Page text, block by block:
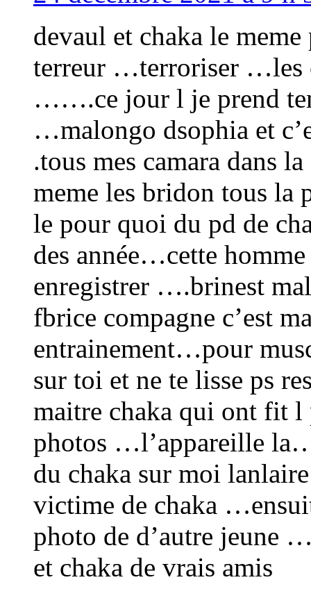
devaul et chaka le
terreur …terroriser …les
…….ce jour l je prend
…malongo dsophia et
.tous mes camara dans
meme les bridon tous
le pour quoi du pd de
des année…cette
enregistrer ….brinest
fbrice compagne c’est
entrainement…pour
sur toi et ne te lisse ps
maitre chaka qui ont fit
photos …l’appareille
du chaka sur moi
victime de chaka
photo de d’autre jeune
et chaka de vrais amis